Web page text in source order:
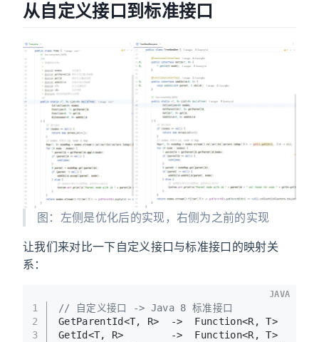
从自定义接口到标准接口
图：左侧是优化后的实现，右侧为之前的实现
让我们来对比一下自定义接口与标准接口的映射关
系：
1
2
3
// 自定义接口 -> Java 8 标准接口
GetParentId<T, R>  ->  Function<R, T>
GetId<T, R>        ->  Function<R, T>
JAVA